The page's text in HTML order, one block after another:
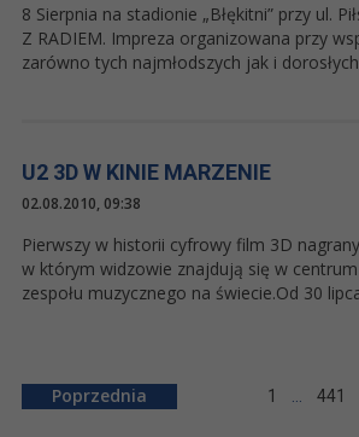
8 Sierpnia na stadionie „Błękitni” przy ul.
Z RADIEM. Impreza organizowana przy
zarówno tych najmłodszych jak i
U2 3D W KINIE MARZENIE
02.08.2010, 09:38
Pierwszy w historii cyfrowy film 3D
w którym widzowie znajdują się w
zespołu muzycznego na świecie.Od 30
1 441